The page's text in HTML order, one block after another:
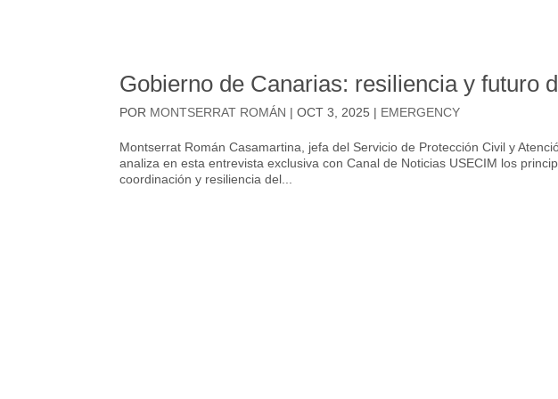
Gobierno de Canarias: resiliencia y futuro
POR MONTSERRAT ROMÁN |OCT 3, 2025 | EMERGENCY
Montserrat Román Casamartina, jefa del Servicio de Protección Civil y
analiza en esta entrevista exclusiva con Canal de Noticias USECIM los
coordinación y resiliencia del...